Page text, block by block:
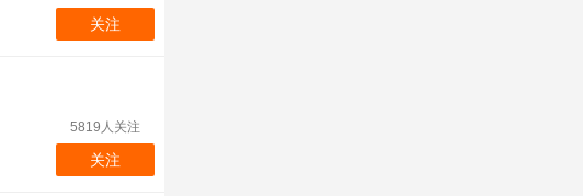
关注
5819人关注
关注